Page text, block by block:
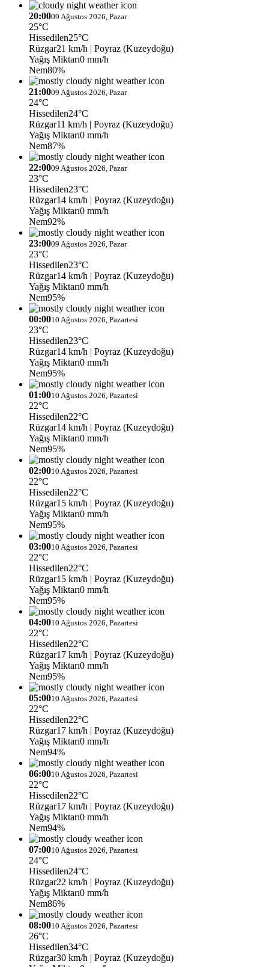
20:0009 Ağustos 2026, Pazar
25°C
Hissedilen25°C
Rüzgar21 km/h | Poyraz (Kuzeydoğu)
Yağış Miktarı0 mm/h
Nem80%
21:0009 Ağustos 2026, Pazar
24°C
Hissedilen24°C
Rüzgar11 km/h | Poyraz (Kuzeydoğu)
Yağış Miktarı0 mm/h
Nem87%
22:0009 Ağustos 2026, Pazar
23°C
Hissedilen23°C
Rüzgar14 km/h | Poyraz (Kuzeydoğu)
Yağış Miktarı0 mm/h
Nem92%
23:0009 Ağustos 2026, Pazar
23°C
Hissedilen23°C
Rüzgar14 km/h | Poyraz (Kuzeydoğu)
Yağış Miktarı0 mm/h
Nem95%
00:0010 Ağustos 2026, Pazartesi
23°C
Hissedilen23°C
Rüzgar14 km/h | Poyraz (Kuzeydoğu)
Yağış Miktarı0 mm/h
Nem95%
01:0010 Ağustos 2026, Pazartesi
22°C
Hissedilen22°C
Rüzgar14 km/h | Poyraz (Kuzeydoğu)
Yağış Miktarı0 mm/h
Nem95%
02:0010 Ağustos 2026, Pazartesi
22°C
Hissedilen22°C
Rüzgar15 km/h | Poyraz (Kuzeydoğu)
Yağış Miktarı0 mm/h
Nem95%
03:0010 Ağustos 2026, Pazartesi
22°C
Hissedilen22°C
Rüzgar15 km/h | Poyraz (Kuzeydoğu)
Yağış Miktarı0 mm/h
Nem95%
04:0010 Ağustos 2026, Pazartesi
22°C
Hissedilen22°C
Rüzgar17 km/h | Poyraz (Kuzeydoğu)
Yağış Miktarı0 mm/h
Nem95%
05:0010 Ağustos 2026, Pazartesi
22°C
Hissedilen22°C
Rüzgar17 km/h | Poyraz (Kuzeydoğu)
Yağış Miktarı0 mm/h
Nem94%
06:0010 Ağustos 2026, Pazartesi
22°C
Hissedilen22°C
Rüzgar17 km/h | Poyraz (Kuzeydoğu)
Yağış Miktarı0 mm/h
Nem94%
07:0010 Ağustos 2026, Pazartesi
24°C
Hissedilen24°C
Rüzgar22 km/h | Poyraz (Kuzeydoğu)
Yağış Miktarı0 mm/h
Nem86%
08:0010 Ağustos 2026, Pazartesi
26°C
Hissedilen34°C
Rüzgar30 km/h | Poyraz (Kuzeydoğu)